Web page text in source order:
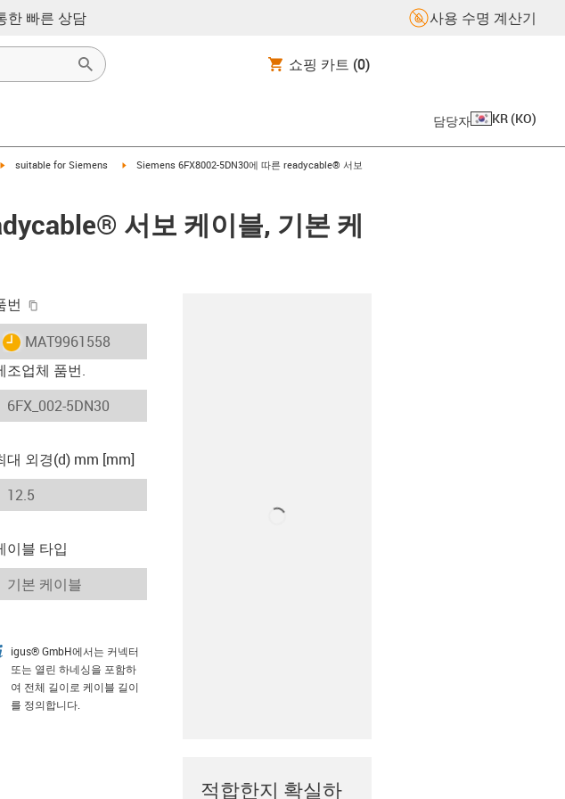
한 빠른 상담 사용 수명 계산기
쇼핑 카트 (0)
담당자 KR (KO)
igus-icon-arrow-right
suitable for Siemens igus-icon-arrow-right
Siemens 6FX8002-5DN30에 따른 readycable® 서보
서보 케이블, 기본 케
번
igus-icon-lieferzeit
MAT9961558
조업체 품번.
대 외경(d) mm [mm]
이블 타입
icon-info
igus® GmbH에서는 커넥터
또는 열린 하네싱을 포함하
여 전체 길이로 케이블 길이
를 정의합니다.
적합한지 확실하